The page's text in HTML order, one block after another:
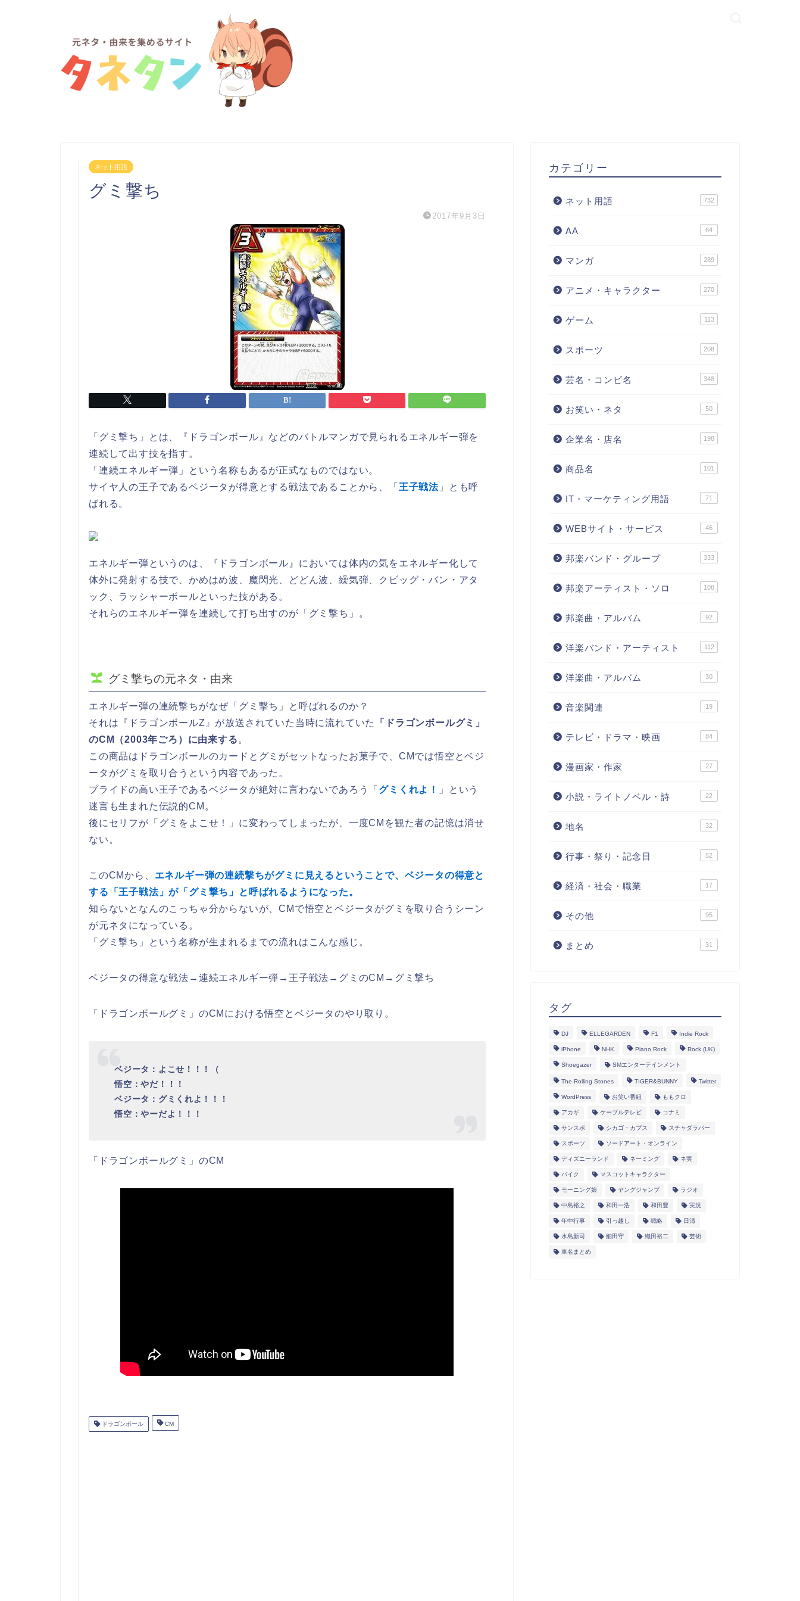
ネット用語
グミ撃ち
2017年9月3日
「グミ撃ち」とは、『ドラゴンボール』などのバトルマンガで見られるエネルギー弾を
連続して出す技を指す。
「連続エネルギー弾」という名称もあるが正式なものではない。
サイヤ人の王子であるベジータが得意とする戦法であることから、「 王子戦法 」とも呼
ばれる。
エネルギー弾というのは、『ドラゴンボール』においては体内の気をエネルギー化して
体外に発射する技で、かめはめ波、魔閃光、どどん波、繰気弾、クビッグ・バン・アタ
ック、ラッシャーボールといった技がある。
それらのエネルギー弾を連続して打ち出すのが「グミ撃ち」。
グミ撃ちの元ネタ・由来
エネルギー弾の連続撃ちがなぜ「グミ撃ち」と呼ばれるのか？
それは『ドラゴンボールZ』が放送されていた当時に流れていた
「ドラゴンボールグミ」
のCM（2003年ごろ）に由来する 。
この商品はドラゴンボールのカードとグミがセットなったお菓子で、CMでは悟空とベジ
ータがグミを取り合うという内容であった。
プライドの高い王子であるベジータが絶対に言わないであろう「 グミくれよ！
」という
迷言も生まれた伝説的CM。
後にセリフが「グミをよこせ！」に変わってしまったが、一度CMを観た者の記憶は消せ
ない。
このCMから、 エネルギー弾の連続撃ちがグミに見えるということで、ベジータの得意と
する「王子戦法」が「グミ撃ち」と呼ばれるようになった。
知らないとなんのこっちゃ分からないが、CMで悟空とベジータがグミを取り合うシーン
が元ネタになっている。
「グミ撃ち」という名称が生まれるまでの流れはこんな感じ。
ベジータの得意な戦法→連続エネルギー弾→王子戦法→グミのCM→グミ撃ち
「ドラゴンボールグミ」のCMにおける悟空とベジータのやり取り。
ベジータ：よこせ！！！（
悟空：やだ！！！
ベジータ：グミくれよ！！！
悟空：やーだよ！！！
「ドラゴンボールグミ」のCM
ドラゴンボール CM
カテゴリー
ネット用語 732
AA 64
マンガ 289
アニメ・キャラクター 270
ゲーム 113
スポーツ 208
芸名・コンビ名 348
お笑い・ネタ 50
企業名・店名 198
商品名 101
IT・マーケティング用語 71
WEBサイト・サービス 46
邦楽バンド・グループ 333
邦楽アーティスト・ソロ 108
邦楽曲・アルバム 92
洋楽バンド・アーティスト 112
洋楽曲・アルバム 30
音楽関連 19
テレビ・ドラマ・映画 84
漫画家・作家 27
小説・ライトノベル・詩 22
地名 32
行事・祭り・記念日 52
経済・社会・職業 17
その他 95
まとめ 31
タグ
DJ ELLEGARDEN F1 Indie Rock
iPhone NHK Piano Rock Rock (UK)
Shoegazer SMエンターテインメント
The Rolling Stones TIGER&BUNNY Twitter
WordPress お笑い番組 ももクロ
アカギ ケーブルテレビ コナミ
サンスポ シカゴ・カブス スチャダラパー
スポーツ ソードアート・オンライン
ディズニーランド ネーミング ネ実
バイク マスコットキャラクター
モーニング娘 ヤングジャンプ ラジオ
中島裕之 和田一浩 和田豊 実況
年中行事 引っ越し 戦略 日清
水島新司 細田守 織田裕二 芸術
車名まとめ